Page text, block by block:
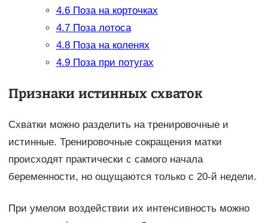
4.6Поза на корточках
4.7Поза лотоса
4.8Поза на коленях
4.9Поза при потугах
Признаки истинных схваток
Схватки можно разделить на тренировочные и
истинные. Тренировочные сокращения матки
происходят практически с самого начала
беременности, но ощущаются только с 20-й недели.
При умелом воздействии их интенсивность можно